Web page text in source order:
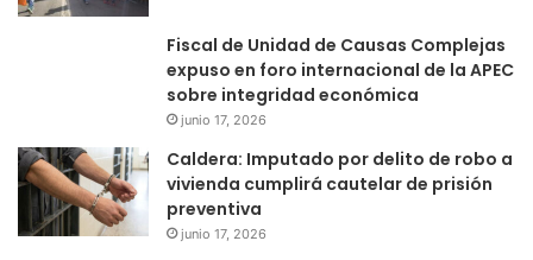
Fiscal de Unidad de Causas Complejas
expuso en foro internacional de la APEC
sobre integridad económica
junio 17, 2026
Caldera: Imputado por delito de robo a
vivienda cumplirá cautelar de prisión
preventiva
junio 17, 2026